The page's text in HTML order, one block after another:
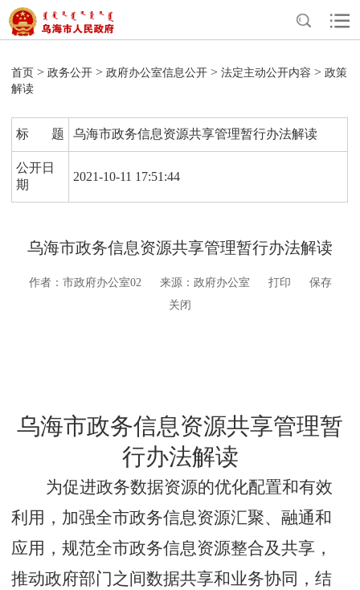
首页 >政务公开 >政府办公室信息公开 >法定主动公开内容 >政策
解读
标 题 乌海市政务信息资源共享管理暂行办法解读
公开日
期
2021-10-11 17:51:44
乌海市政务信息资源共享管理暂行办法解读
作者：市政府办公室02 来源：政府办公室 打印
保存
关闭
乌海市政务信息资源共享管理暂
行办法解读
为促进政务数据资源的优化配置和有效
利用，加强全市政务信息资源汇聚、融通和
应用，规范全市政务信息资源整合及共享，
推动政府部门之间数据共享和业务协同，结